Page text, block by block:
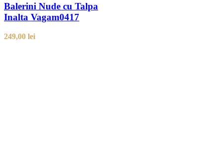
Balerini Nude cu Talpa
Inalta Vagam0417
249,00 lei